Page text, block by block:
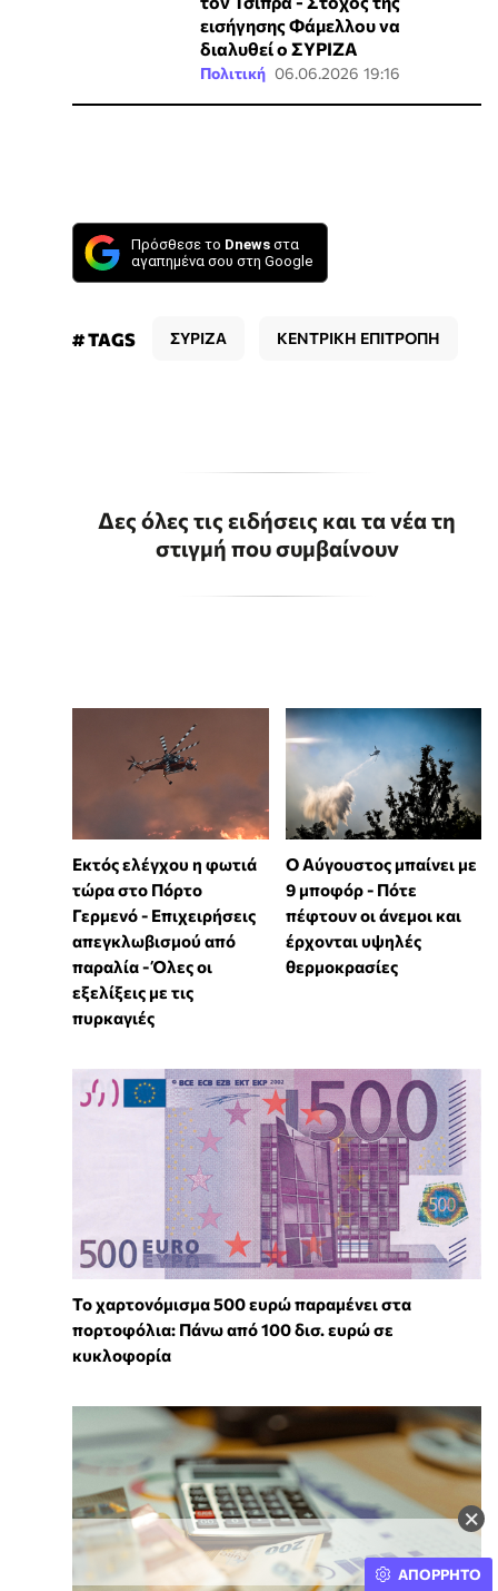
×
εισήγησης Φάμελλου να
διαλυθεί ο ΣΥΡΙΖΑ
Πολιτική 06.06.2026 19:16
Πρόσθεσε το Dnews στα
αγαπημένα σου στη Google
# TAGS ΣΥΡΙΖΑ ΚΕΝΤΡΙΚΗ ΕΠΙΤΡΟΠΗ
Δες όλες τις ειδήσεις και τα νέα τη
στιγμή που συμβαίνουν
Εκτός ελέγχου η φωτιά
τώρα στο Πόρτο
Γερμενό - Επιχειρήσεις
απεγκλωβισμού από
παραλία - Όλες οι
εξελίξεις με τις
πυρκαγιές
Ο Αύγουστος μπαίνει με
9 μποφόρ - Πότε
πέφτουν οι άνεμοι και
έρχονται υψηλές
θερμοκρασίες
Το χαρτονόμισμα 500 ευρώ παραμένει στα
πορτοφόλια: Πάνω από 100 δισ. ευρώ σε
κυκλοφορία
ΑΠΟΡΡΗΤΟ